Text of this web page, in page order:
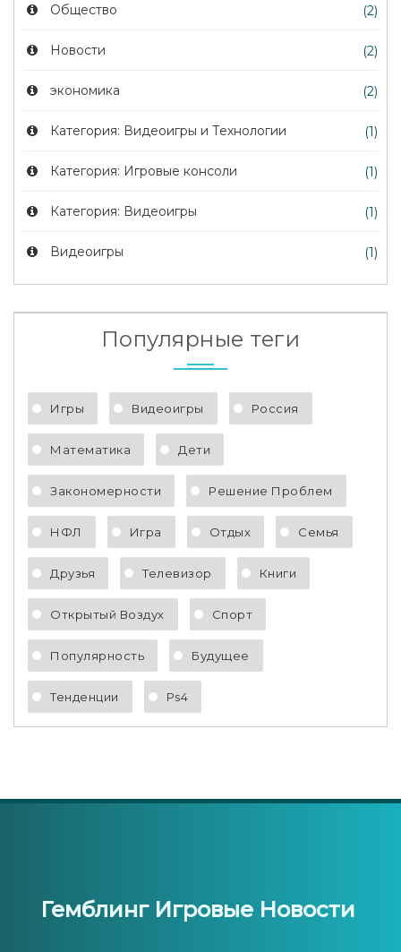
Общество (2)
Новости (2)
экономика (2)
Категория: Видеоигры и Технологии (1)
Категория: Игровые консоли (1)
Категория: Видеоигры (1)
Видеоигры (1)
Популярные теги
Игры Видеоигры Россия
Математика Дети
Закономерности Решение Проблем
НФЛ Игра Отдых Семья
Друзья Телевизор Книги
Открытый Воздух Спорт
Популярность Будущее
Тенденции Ps4
Гемблинг Игровые Новости